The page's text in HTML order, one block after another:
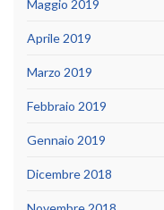
Maggio 2019
Aprile 2019
Marzo 2019
Febbraio 2019
Gennaio 2019
Dicembre 2018